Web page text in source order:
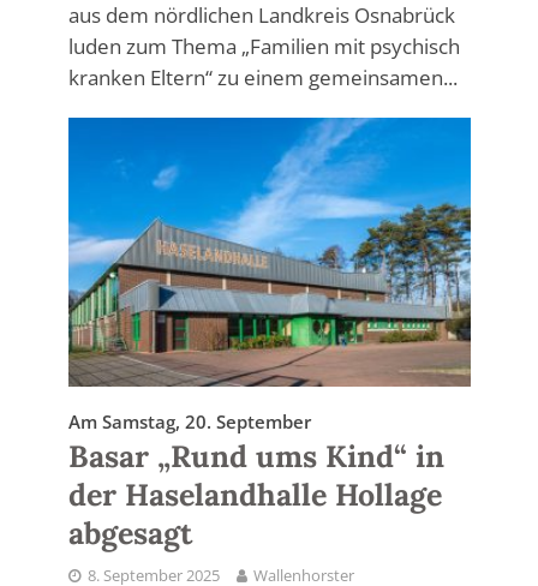
aus dem nördlichen Landkreis Osnabrück
luden zum Thema „Familien mit psychisch
kranken Eltern“ zu einem gemeinsamen...
Am Samstag, 20. September
Basar „Rund ums Kind“ in
der Haselandhalle Hollage
abgesagt
8. September 2025
Wallenhorster